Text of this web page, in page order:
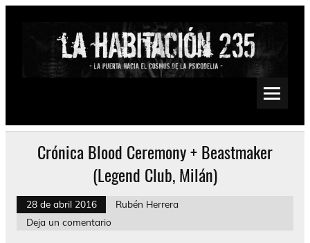
Saltar
Psychedelic, Stoner, Doom, Sludge, Fuzz, Space, Drone
Crónica Blood Ceremony + Beastmaker
(Legend Club, Milán)
28 de abril 2016
Rubén Herrera
Deja un comentario